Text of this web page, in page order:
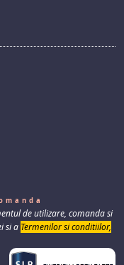
de utilizare, comanda si
si a Termenilor si conditiilor,